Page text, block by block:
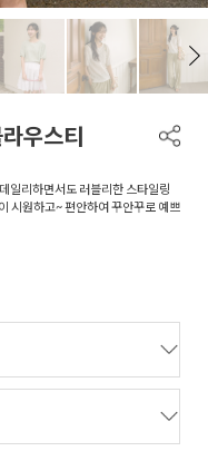
우스티
일리하면서도 러블리한 스타일링
시원하고~ 편안하여 꾸안꾸로 예쁘